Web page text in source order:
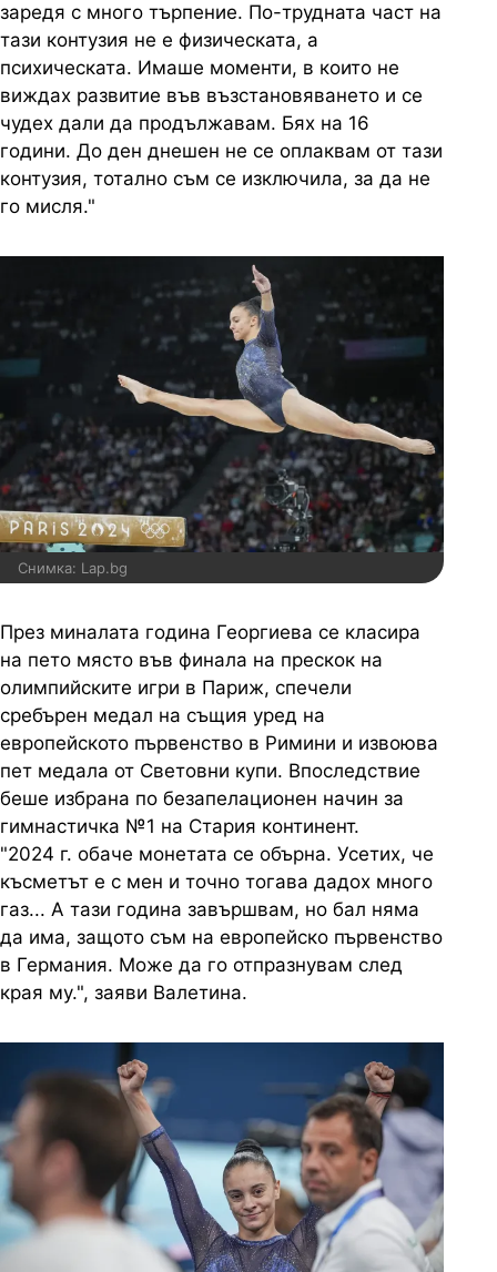
заредя с много търпение. По-трудната част на
тази контузия не е физическата, а
психическата. Имаше моменти, в които не
виждах развитие във възстановяването и се
чудех дали да продължавам. Бях на 16
години. До ден днешен не се оплаквам от тази
контузия, тотално съм се изключила, за да не
го мисля."
Снимка: Lap.bg
През миналата година Георгиева се класира
на пето място във финала на прескок на
олимпийските игри в Париж, спечели
сребърен медал на същия уред на
европейското първенство в Римини и извоюва
пет медала от Световни купи. Впоследствие
беше избрана по безапелационен начин за
гимнастичка №1 на Стария континент.
"2024 г. обаче монетата се обърна. Усетих, че
късметът е с мен и точно тогава дадох много
газ... А тази година завършвам, но бал няма
да има, защото съм на европейско първенство
в Германия. Може да го отпразнувам след
края му.", заяви Валетина.